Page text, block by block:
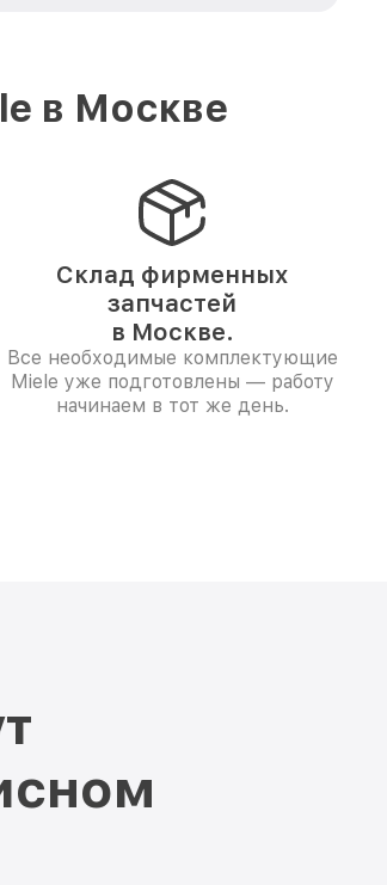
в Москве
Склад фирменных
запчастей
в Москве.
Все необходимые комплектующие
Miele уже подготовлены — работу
начинаем в тот же день.